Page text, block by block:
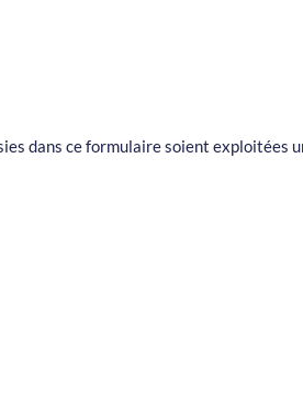
dans ce formulaire soient exploitées